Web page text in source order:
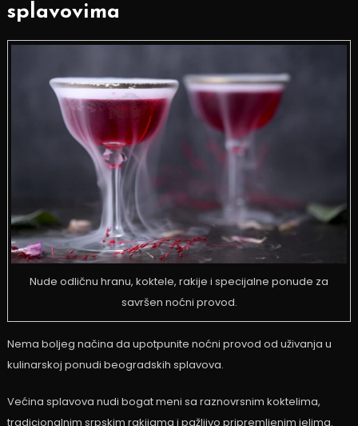
splavovima
Nude odličnu hranu, koktele, rakije i specijalne ponude za
savršen noćni provod.
Nema boljeg načina da upotpunite noćni provod od uživanja u
kulinarskoj ponudi beogradskih splavova.
Većina splavova nudi bogat meni sa raznovrsnim koktelima,
tradicionalnim srpskim rakijama i pažljivo pripremljenim jelima.